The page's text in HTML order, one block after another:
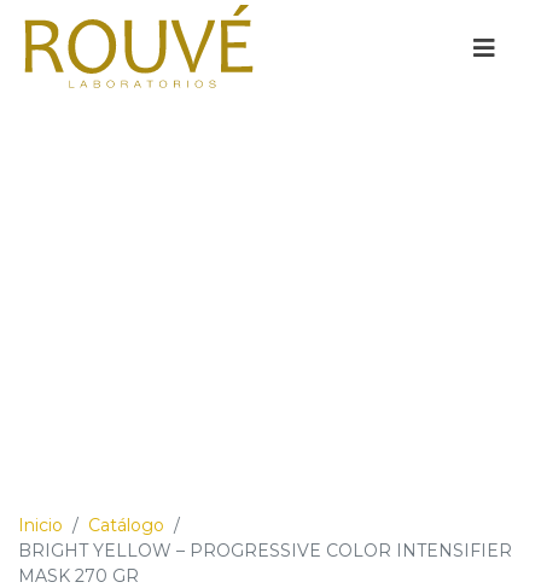
Inicio / Catálogo /
BRIGHT YELLOW – PROGRESSIVE COLOR INTENSIFIER
MASK 270 GR